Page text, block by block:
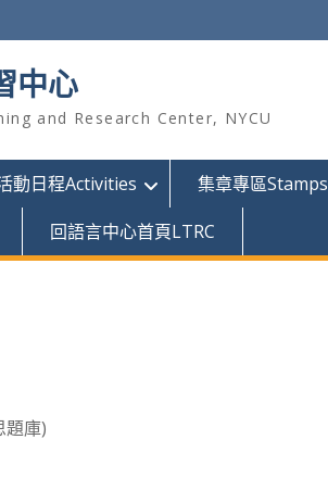
中心
and Research Center, NYCU
動日程Activities 集章專區Stamps
回語言中心首頁LTRC
題庫)